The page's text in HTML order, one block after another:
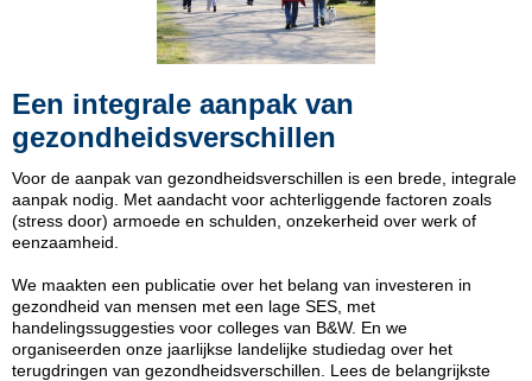
Een integrale aanpak van
gezondheidsverschillen
Voor de aanpak van gezondheidsverschillen is een brede, integrale
aanpak nodig. Met aandacht voor achterliggende factoren zoals
(stress door) armoede en schulden, onzekerheid over werk of
eenzaamheid.
We maakten een publicatie over het belang van investeren in
gezondheid van mensen met een lage SES, met
handelingssuggesties voor colleges van B&W. En we
organiseerden onze jaarlijkse landelijke studiedag over het
terugdringen van gezondheidsverschillen. Lees de belangrijkste